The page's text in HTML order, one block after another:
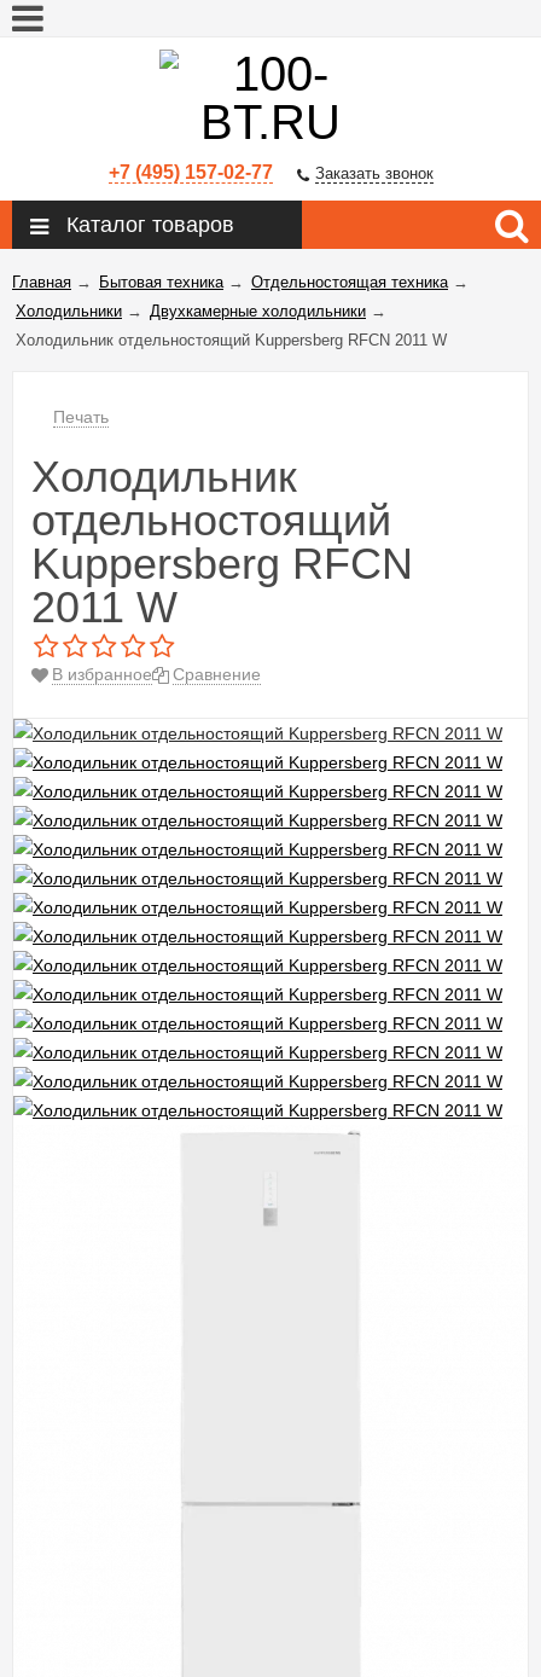
+7 (495) 157-02-77 Заказать звонок
Каталог товаров
Главная → Бытовая техника→ Отдельностоящая техника→
Холодильники → Двухкамерные холодильники →
Холодильник отдельностоящий Kuppersberg RFCN 2011 W
Печать
Холодильник
отдельностоящий
Kuppersberg RFCN
2011 W
В избранное Сравнение